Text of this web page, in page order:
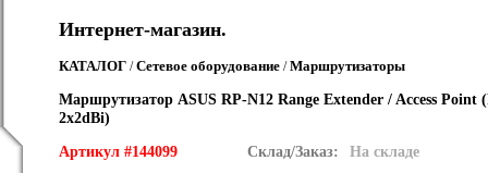
Интернет-магазин.
КАТАЛОГ /Сетевое оборудование /Маршрутизаторы
Маршрутизатор ASUS RP-N12 Range Extender / Access
2x2dBi)
Артикул #144099
Склад/Заказ: На складе